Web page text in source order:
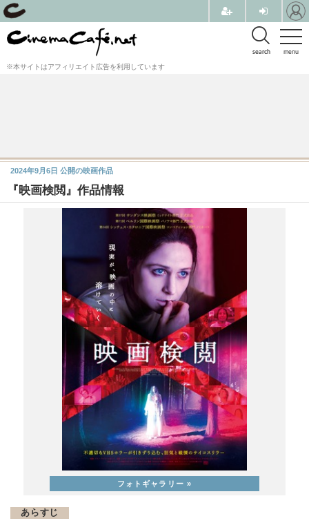
menu
search
※本サイトはアフィリエイト広告を利用しています
『映画検閲』作品情報
2024年9月6日 公開の映画作品
あらすじ